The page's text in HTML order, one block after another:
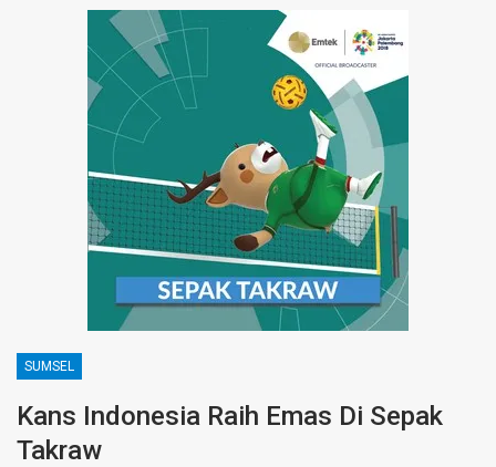
SUMSEL
Kans Indonesia Raih Emas Di Sepak
Takraw